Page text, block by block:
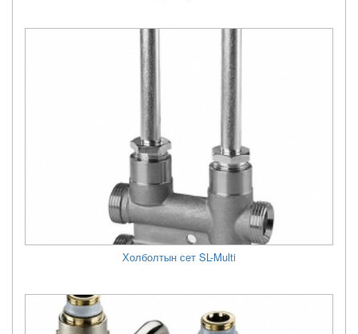
Холболтын сет SL-Multi